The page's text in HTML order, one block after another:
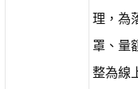
理，為
罩、量
整為線